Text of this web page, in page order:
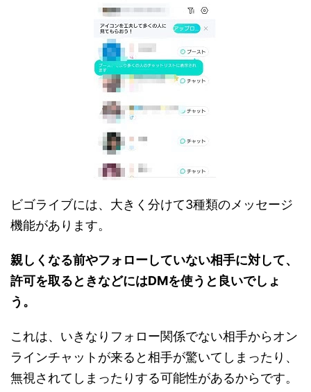
ビゴライブには、大きく分けて3種類のメッセージ
機能があります。
親しくなる前やフォローしていない相手に対して、
許可を取るときなどにはDMを使うと良いでしょ
う。
これは、いきなりフォロー関係でない相手からオン
ラインチャットが来ると相手が驚いてしまったり、
無視されてしまったりする可能性があるからです。